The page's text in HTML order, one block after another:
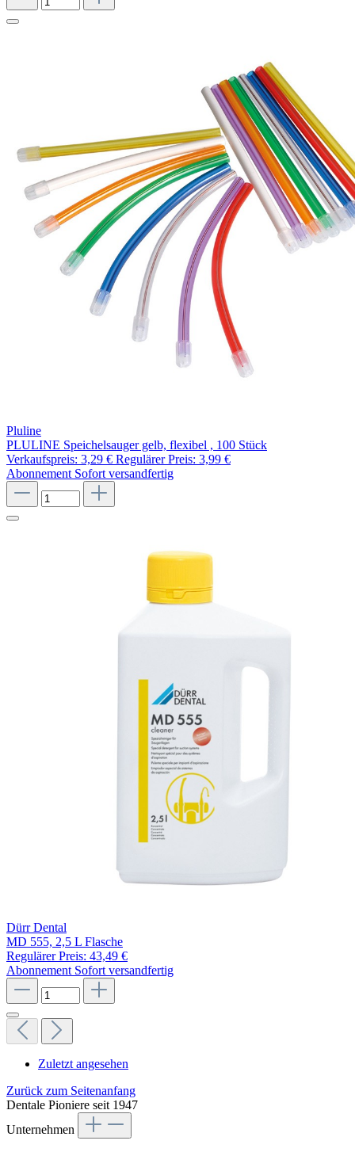
Pluline
PLULINE Speichelsauger gelb, flexibel , 100 Stück
Verkaufspreis: 3,29 € Regulärer Preis: 3,99 €
Abonnement Sofort versandfertig
Dürr Dental
MD 555, 2,5 L Flasche
Regulärer Preis: 43,49 €
Abonnement Sofort versandfertig
Zuletzt angesehen
Zurück zum Seitenanfang
Dentale Pioniere seit 1947
Unternehmen